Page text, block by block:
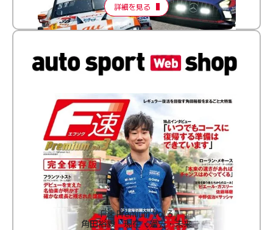
詳細を見る
F速 Premium Vol.3
角田裕毅 現在・過去・未来